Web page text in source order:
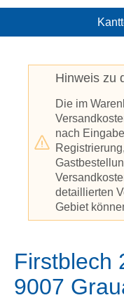
Hinweis zu
Die im
nach
detaillierten
Gebiet
Firstblech
9007